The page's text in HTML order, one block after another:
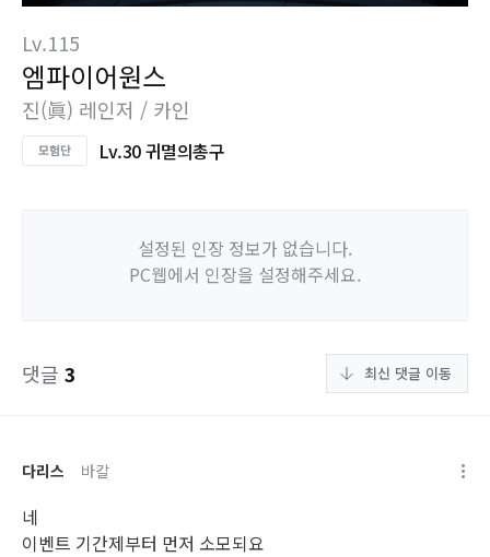
Lv.115
엠파이어원스
진(眞) 레인저 / 카인
Lv.30 귀멸의총구
설정된 인장 정보가 없습니다.
PC웹에서 인장을 설정해주세요.
댓글 3 최신 댓글 이동
다리스 바칼
네
이벤트 기간제부터 먼저 소모되요